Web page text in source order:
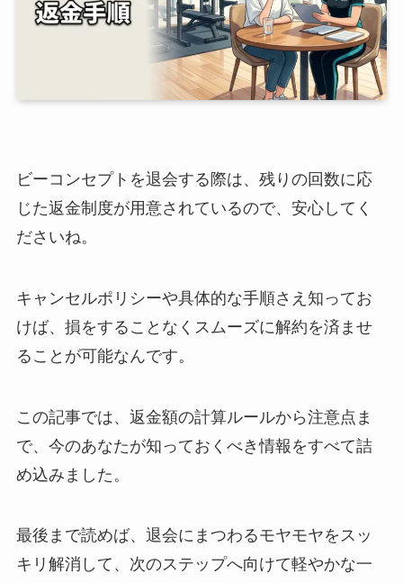
ビーコンセプトを退会する際は、残りの回数に応
じた返金制度が用意されているので、安心してく
ださいね。
キャンセルポリシーや具体的な手順さえ知ってお
けば、損をすることなくスムーズに解約を済ませ
ることが可能なんです。
この記事では、返金額の計算ルールから注意点ま
で、今のあなたが知っておくべき情報をすべて詰
め込みました。
最後まで読めば、退会にまつわるモヤモヤをスッ
キリ解消して、次のステップへ向けて軽やかな一